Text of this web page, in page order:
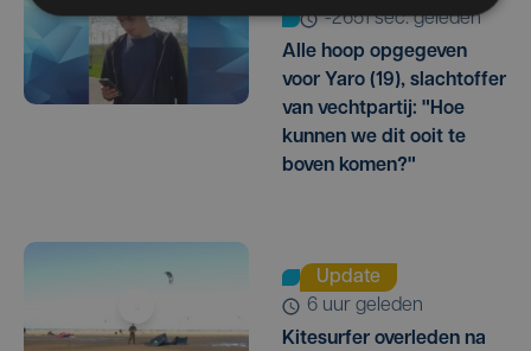
-2651 sec. geleden
Alle hoop opgegeven
voor Yaro (19), slachtoffer
van vechtpartij: "Hoe
kunnen we dit ooit te
boven komen?"
Update
6 uur geleden
Kitesurfer overleden na